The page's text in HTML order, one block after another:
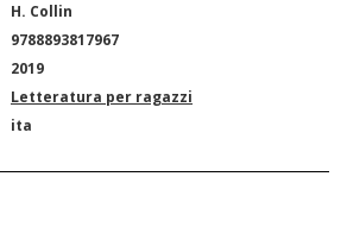
H. Collin
9788893817967
2019
Letteratura per ragazzi
ita